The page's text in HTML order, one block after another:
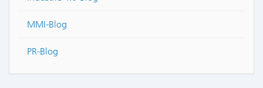
MMI-Blog
PR-Blog